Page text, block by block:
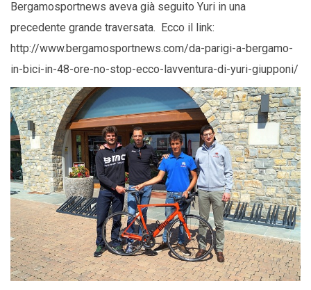
Bergamosportnews aveva già seguito Yuri in una
precedente grande traversata. Ecco il link:
http://www.bergamosportnews.com/da-parigi-a-bergamo-
in-bici-in-48-ore-no-stop-ecco-lavventura-di-yuri-giupponi/